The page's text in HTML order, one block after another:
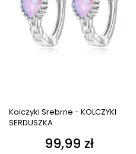
Kolczyki Srebrne - KOLCZYKI
SERDUSZKA
Cena
99,99 zł